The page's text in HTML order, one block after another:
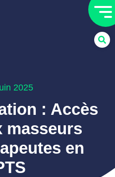
2025
: Accès
masseurs
en